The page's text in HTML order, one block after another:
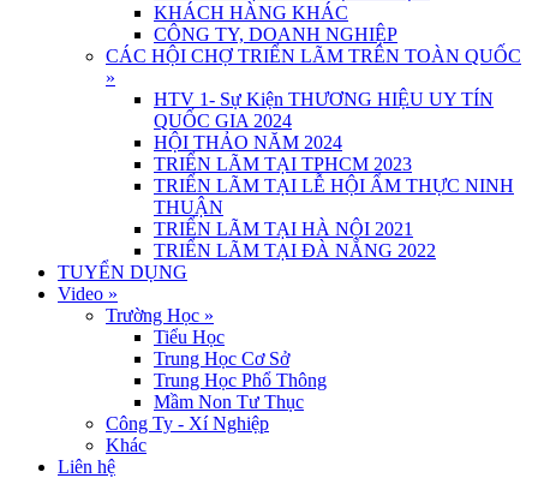
KHÁCH HÀNG KHÁC
CÔNG TY, DOANH NGHIỆP
CÁC HỘI CHỢ TRIỂN LÃM TRÊN TOÀN QUỐC
»
HTV 1- Sự Kiện THƯƠNG HIỆU UY TÍN
QUỐC GIA 2024
HỘI THẢO NĂM 2024
TRIỂN LÃM TẠI TPHCM 2023
TRIỂN LÃM TẠI LỄ HỘI ẨM THỰC NINH
THUẬN
TRIỂN LÃM TẠI HÀ NỘI 2021
TRIỂN LÃM TẠI ĐÀ NẴNG 2022
TUYỂN DỤNG
Video »
Trường Học »
Tiểu Học
Trung Học Cơ Sở
Trung Học Phổ Thông
Mầm Non Tư Thục
Công Ty - Xí Nghiệp
Khác
Liên hệ